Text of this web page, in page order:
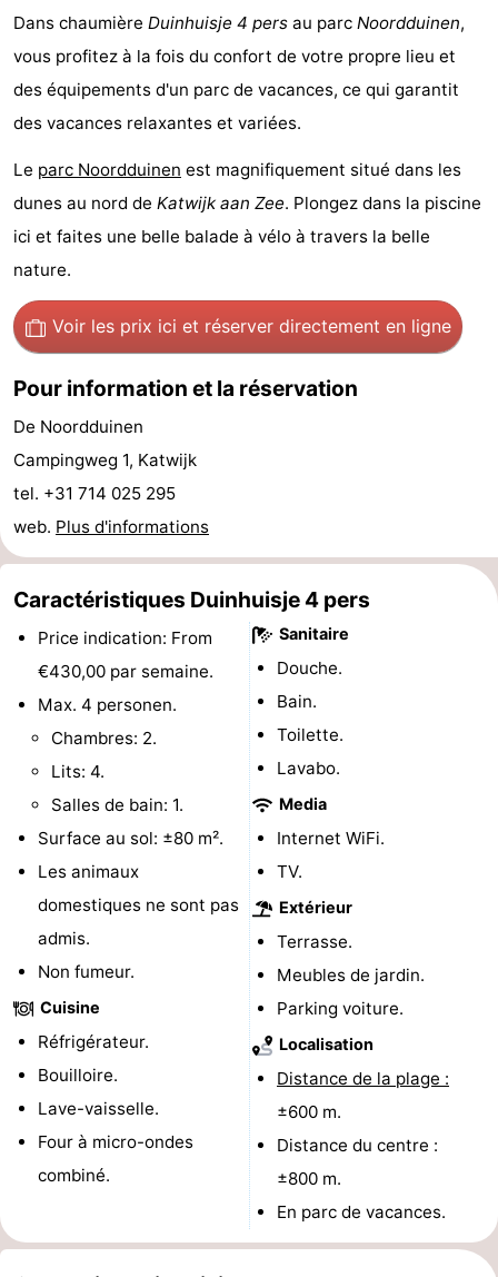
jeux
intérieures
de
bien-
être
Villages
&
villes
Nature
Sports
-
Piscines
-
Faire
du
-
Randonnée
-
de
Surfen
-
Sportive
Equitation
Boire
et
manger
Événements
Pratiques
Forum
Route
Stationnement
Adresses
Médicales
Région
Hollande-
Septentrionale
-
Schoorlse
Bergen
-
Dans chaumière Duinhuisje 4 pers au parc Noordduinen,
vous profitez à la fois du confort de votre propre lieu et
des équipements d'un parc de vacances, ce qui garantit
des vacances relaxantes et variées.
Le parc Noordduinen est magnifiquement situé dans les
dunes au nord de Katwijk aan Zee. Plongez dans la piscine
ici et faites une belle balade à vélo à travers la belle
nature.
Voir les prix ici et réserver directement en ligne
Pour information et la réservation
De Noordduinen
Campingweg 1, Katwijk
tel. +31 714 025 295
web. Plus d'informations
Caractéristiques Duinhuisje 4 pers
Price indication: From
€430,00 par semaine.
Max. 4 personen.
Chambres: 2.
Lits: 4.
Salles de bain: 1.
Surface au sol: ±80 m².
Les animaux
domestiques ne sont pas
admis.
Non fumeur.
Cuisine
Réfrigérateur.
Bouilloire.
Lave-vaisselle.
Four à micro-ondes
combiné.
Sanitaire
Douche.
Bain.
Toilette.
Lavabo.
Media
Internet WiFi.
TV.
Extérieur
Terrasse.
Meubles de jardin.
Parking voiture.
Localisation
Distance de la plage :
±600 m.
Distance du centre :
±800 m.
En parc de vacances.